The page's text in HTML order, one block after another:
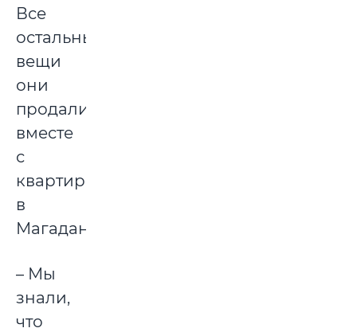
Все
остальные
вещи
они
продали
вместе
с
квартирой
в
Магадане.
– Мы
знали,
что